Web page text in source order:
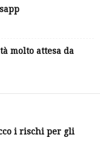
molto attesa da
i rischi per gli